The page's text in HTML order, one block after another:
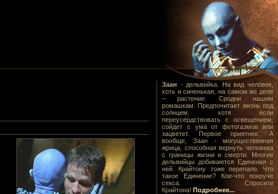
Заан - дельвийка. На вид человек,
хоть и синенькая, на самом же деле
– растение. Сродни нашим
ромашкам. Предпочитает жизнь под
солнцем, хотя если
переусердствовать с освещением,
сойдет с ума от фотогазмов или
зацветет. Первое приятнее. А
вообще, Заан - могущественная
жрица, способная вернуть человека
с границы жизни и смерти. Многие
дельвийцы добиваются Единения с
ней. Крайтону тоже перепало. Что
такое Единение? Кое-что покруче
секса. Спросите
Крайтона! Подробнее...